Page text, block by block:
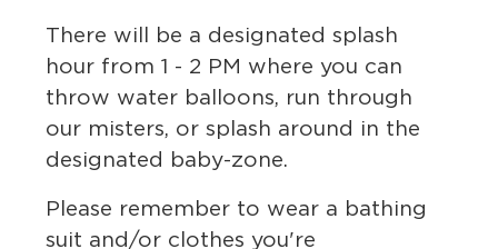
There will be a designated splash
hour from 1 - 2 PM where you can
throw water balloons, run through
our misters, or splash around in the
designated baby-zone.
Please remember to wear a bathing
suit and/or clothes you're